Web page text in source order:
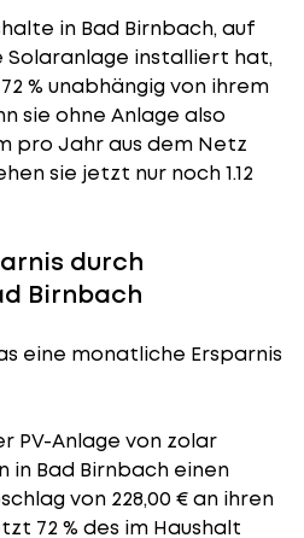
in Bad Birnbach, auf
Solaranlage installiert hat,
% unabhängig von ihrem
sie ohne Anlage also
pro Jahr aus dem Netz
sie jetzt nur noch 1.12
durch
Birnbach
eine monatliche Ersparnis
PV-Anlage von zolar
in Bad Birnbach einen
von 228,00 € an ihren
72 % des im Haushalt